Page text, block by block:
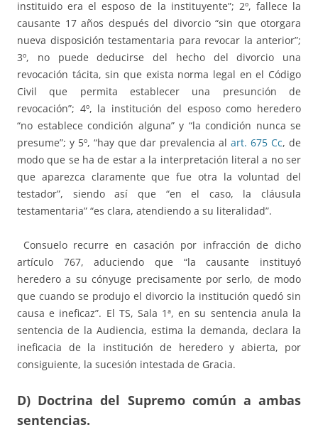
instituido era el esposo de la instituyente”; 2º, fallece la
causante 17 años después del divorcio “sin que otorgara
nueva disposición testamentaria para revocar la anterior”;
3º, no puede deducirse del hecho del divorcio una
revocación tácita, sin que exista norma legal en el Código
Civil que permita establecer una presunción de
revocación”; 4º, la institución del esposo como heredero
“no establece condición alguna” y “la condición nunca se
presume”; y 5º, “hay que dar prevalencia al art. 675 Cc, de
modo que se ha de estar a la interpretación literal a no ser
que aparezca claramente que fue otra la voluntad del
testador”, siendo así que “en el caso, la cláusula
testamentaria” “es clara, atendiendo a su literalidad”.
Consuelo recurre en casación por infracción de dicho
artículo 767, aduciendo que “la causante instituyó
heredero a su cónyuge precisamente por serlo, de modo
que cuando se produjo el divorcio la institución quedó sin
causa e ineficaz”. El TS, Sala 1ª, en su sentencia anula la
sentencia de la Audiencia, estima la demanda, declara la
ineficacia de la institución de heredero y abierta, por
consiguiente, la sucesión intestada de Gracia.
D) Doctrina del Supremo común a ambas
sentencias.